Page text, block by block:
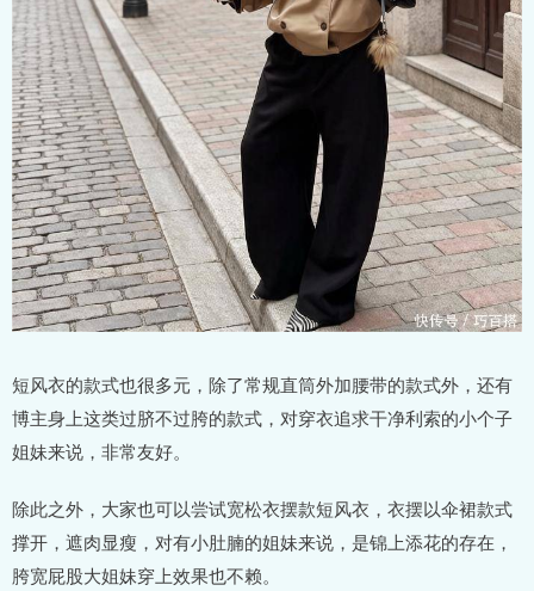
短风衣的款式也很多元，除了常规直筒外加腰带的款式外，还有
博主身上这类过脐不过胯的款式，对穿衣追求干净利索的小个子
姐妹来说，非常友好。
除此之外，大家也可以尝试宽松衣摆款短风衣，衣摆以伞裙款式
撑开，遮肉显瘦，对有小肚腩的姐妹来说，是锦上添花的存在，
胯宽屁股大姐妹穿上效果也不赖。